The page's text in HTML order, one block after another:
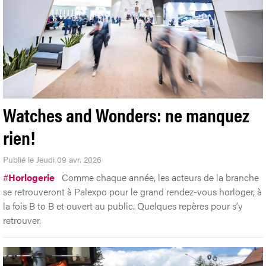
Watches and Wonders: ne manquez
rien!
Publié le Jeudi 09 avr. 2026
#Horlogerie Comme chaque année, les acteurs de la branche
se retrouveront à Palexpo pour le grand rendez-vous horloger, à
la fois B to B et ouvert au public. Quelques repères pour s’y
retrouver.